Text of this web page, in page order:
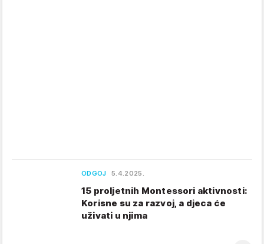
ODGOJ 5.4.2025.
15 proljetnih Montessori aktivnosti:
Korisne su za razvoj, a djeca će
uživati u njima